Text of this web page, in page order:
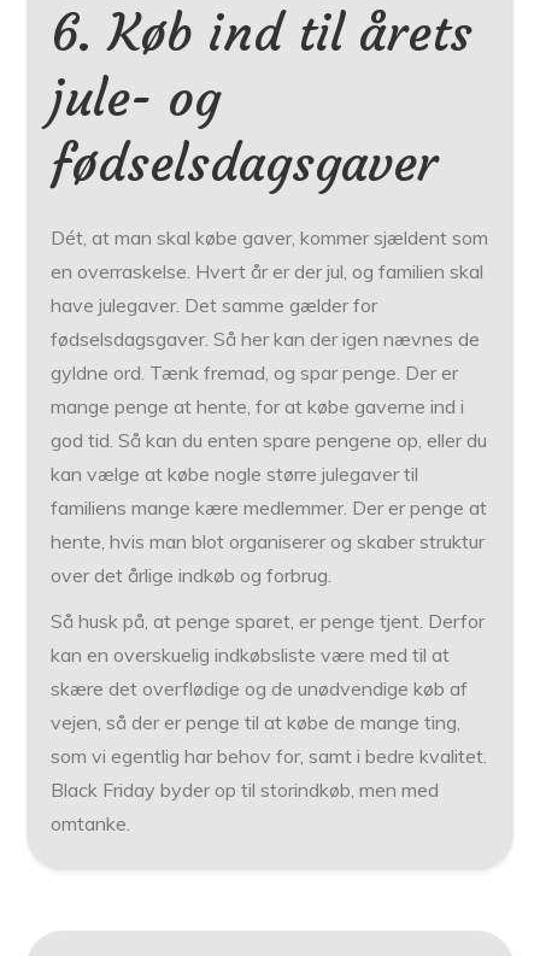
6. Køb ind til årets
jule- og
fødselsdagsgaver
Dét, at man skal købe gaver, kommer sjældent som
en overraskelse. Hvert år er der jul, og familien skal
have julegaver. Det samme gælder for
fødselsdagsgaver. Så her kan der igen nævnes de
gyldne ord. Tænk fremad, og spar penge. Der er
mange penge at hente, for at købe gaverne ind i
god tid. Så kan du enten spare pengene op, eller du
kan vælge at købe nogle større julegaver til
familiens mange kære medlemmer. Der er penge at
hente, hvis man blot organiserer og skaber struktur
over det årlige indkøb og forbrug.
Så husk på, at penge sparet, er penge tjent. Derfor
kan en overskuelig indkøbsliste være med til at
skære det overflødige og de unødvendige køb af
vejen, så der er penge til at købe de mange ting,
som vi egentlig har behov for, samt i bedre kvalitet.
Black Friday byder op til storindkøb, men med
omtanke.